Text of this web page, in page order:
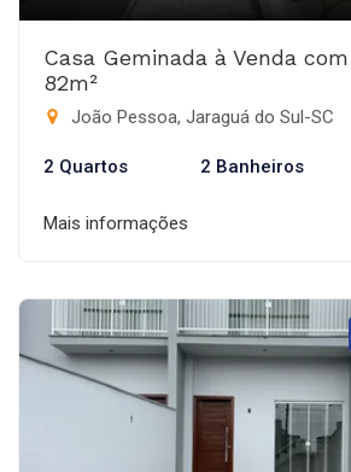
Casa Geminada à Venda
82m²
João Pessoa, Jaraguá do Sul-SC
2 Quartos 2 Banheiros
Mais informações